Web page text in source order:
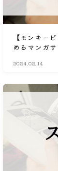
【モンキー
めるマンガ
比較情報
2024.02.14